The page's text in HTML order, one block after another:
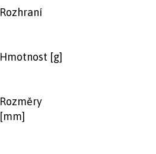
Rozhraní
Hmotnost [g]
Rozměry
[mm]